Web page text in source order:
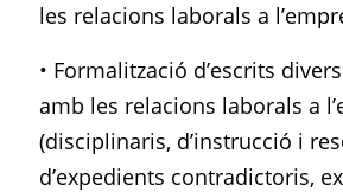
les relacions laborals a
• Formalització d’escrits
amb les relacions laborals a
(disciplinaris, d’instrucció i
d’expedients contradictoris,